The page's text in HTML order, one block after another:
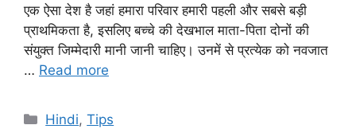
एक ऐसा देश है जहां हमारा परिवार हमारी पहली और सबसे बड़ी
प्राथमिकता है, इसलिए बच्चे की देखभाल माता-पिता दोनों की
संयुक्त जिम्मेदारी मानी जानी चाहिए। उनमें से प्रत्येक को नवजात
… Read more
Categories
Hindi,Tips